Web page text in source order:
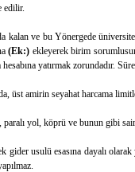
edilir.
kalan ve bu Yönergede
(Ek:) ekleyerek birim
yatırmak zorundadır.
üst amirin seyahat harcama
paralı yol, köprü ve bunun gibi
gider usulü esasına dayalı